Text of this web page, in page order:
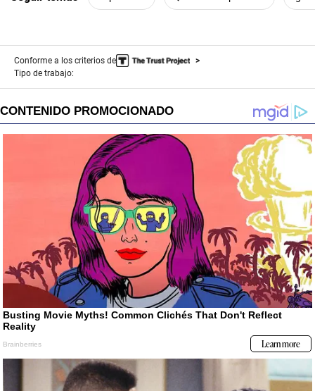
Conforme a los criterios de
Tipo de trabajo: